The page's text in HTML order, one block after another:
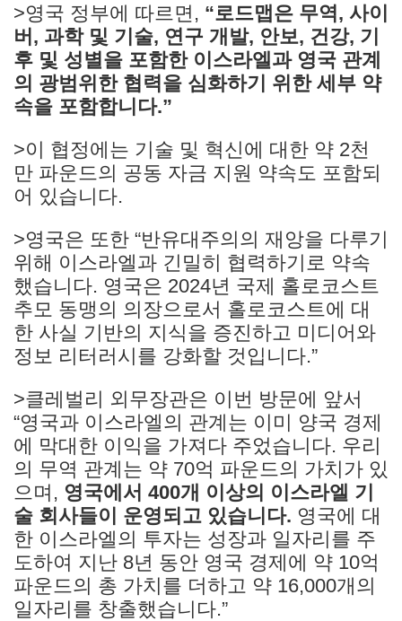
>영국 정부에 따르면, “로드맵은 무역, 사이
버, 과학 및 기술, 연구 개발, 안보, 건강, 기
후 및 성별을 포함한 이스라엘과 영국 관계
의 광범위한 협력을 심화하기 위한 세부 약
속을 포함합니다.”
>이 협정에는 기술 및 혁신에 대한 약 2천
만 파운드의 공동 자금 지원 약속도 포함되
어 있습니다.
>영국은 또한 “반유대주의의 재앙을 다루기
위해 이스라엘과 긴밀히 협력하기로 약속
했습니다. 영국은 2024년 국제 홀로코스트
추모 동맹의 의장으로서 홀로코스트에 대
한 사실 기반의 지식을 증진하고 미디어와
정보 리터러시를 강화할 것입니다.”
>클레벌리 외무장관은 이번 방문에 앞서
“영국과 이스라엘의 관계는 이미 양국 경제
에 막대한 이익을 가져다 주었습니다. 우리
의 무역 관계는 약 70억 파운드의 가치가 있
으며, 영국에서 400개 이상의 이스라엘 기
술 회사들이 운영되고 있습니다. 영국에 대
한 이스라엘의 투자는 성장과 일자리를 주
도하여 지난 8년 동안 영국 경제에 약 10억
파운드의 총 가치를 더하고 약 16,000개의
일자리를 창출했습니다.”